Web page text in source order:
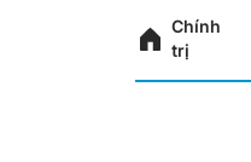
Chính
trị